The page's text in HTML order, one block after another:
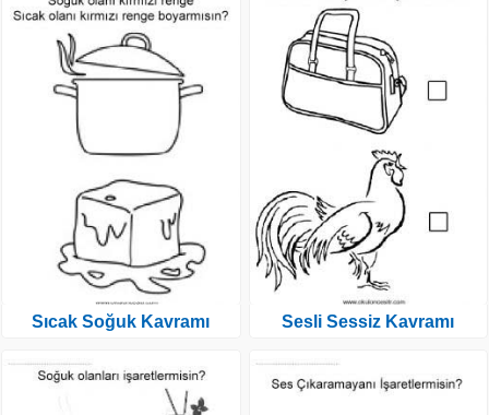
Sıcak Soğuk Kavramı Sesli Sessiz Kavramı